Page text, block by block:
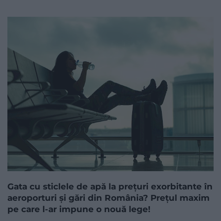
Gata cu sticlele de apă la prețuri exorbitante în
aeroporturi și gări din România? Prețul maxim
pe care l-ar impune o nouă lege!